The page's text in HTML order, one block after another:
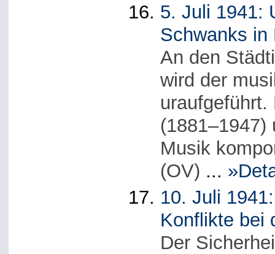
5. Juli 1941:
Schwanks in
An den
wird der
uraufgeführt.
(1881–1947)
Musik
(OV) ...
10. Juli
Konflikte bei
Der